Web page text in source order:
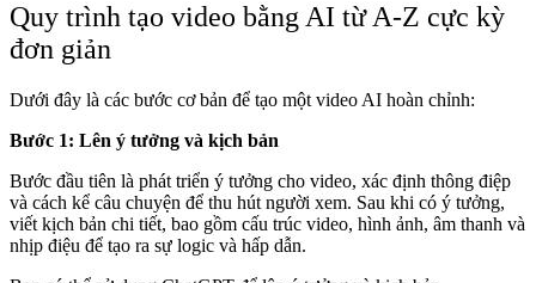
Quy trình tạo video bằng AI từ A-Z cực kỳ
đơn giản
Dưới đây là các bước cơ bản để tạo một video AI hoàn chỉnh:
Bước 1: Lên ý tưởng và kịch bản
Bước đầu tiên là phát triển ý tưởng cho video, xác định thông điệp
và cách kể câu chuyện để thu hút người xem. Sau khi có ý tưởng,
viết kịch bản chi tiết, bao gồm cấu trúc video, hình ảnh, âm thanh và
nhịp điệu để tạo ra sự logic và hấp dẫn.